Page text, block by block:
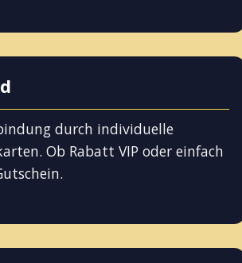
durch individuelle
Ob Rabatt VIP oder einfach